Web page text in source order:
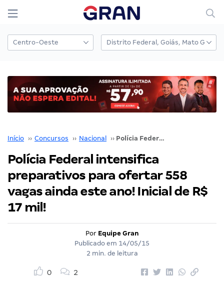
Início ›› Concursos ›› Nacional ›› Polícia Federal intensifica preparativos para ofertar 558 vagas ainda este ano! Inicial de R$ 17 mil!
Polícia Federal intensifica
preparativos para ofertar 558
vagas ainda este ano! Inicial de R$
17 mil!
Por Equipe Gran
Publicado em 14/05/15
2 min. de leitura
0 2